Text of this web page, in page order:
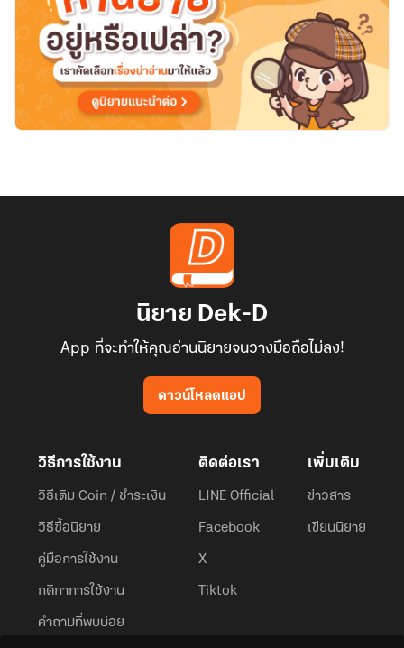
musst!
นิยาย Dek-D
App ที่จะทำให้คุณอ่านนิยายจนวางมือถือไม่ลง!
ดาวน์โหลดแอป
วิธีการใช้งาน
วิธีเติม Coin / ชำระเงิน
วิธีซื้อนิยาย
คู่มือการใช้งาน
กติกาการใช้งาน
คำถามที่พบบ่อย
ติดต่อเรา
LINE Official
Facebook
X
Tiktok
เพิ่มเติม
ข่าวสาร
เขียนนิยาย